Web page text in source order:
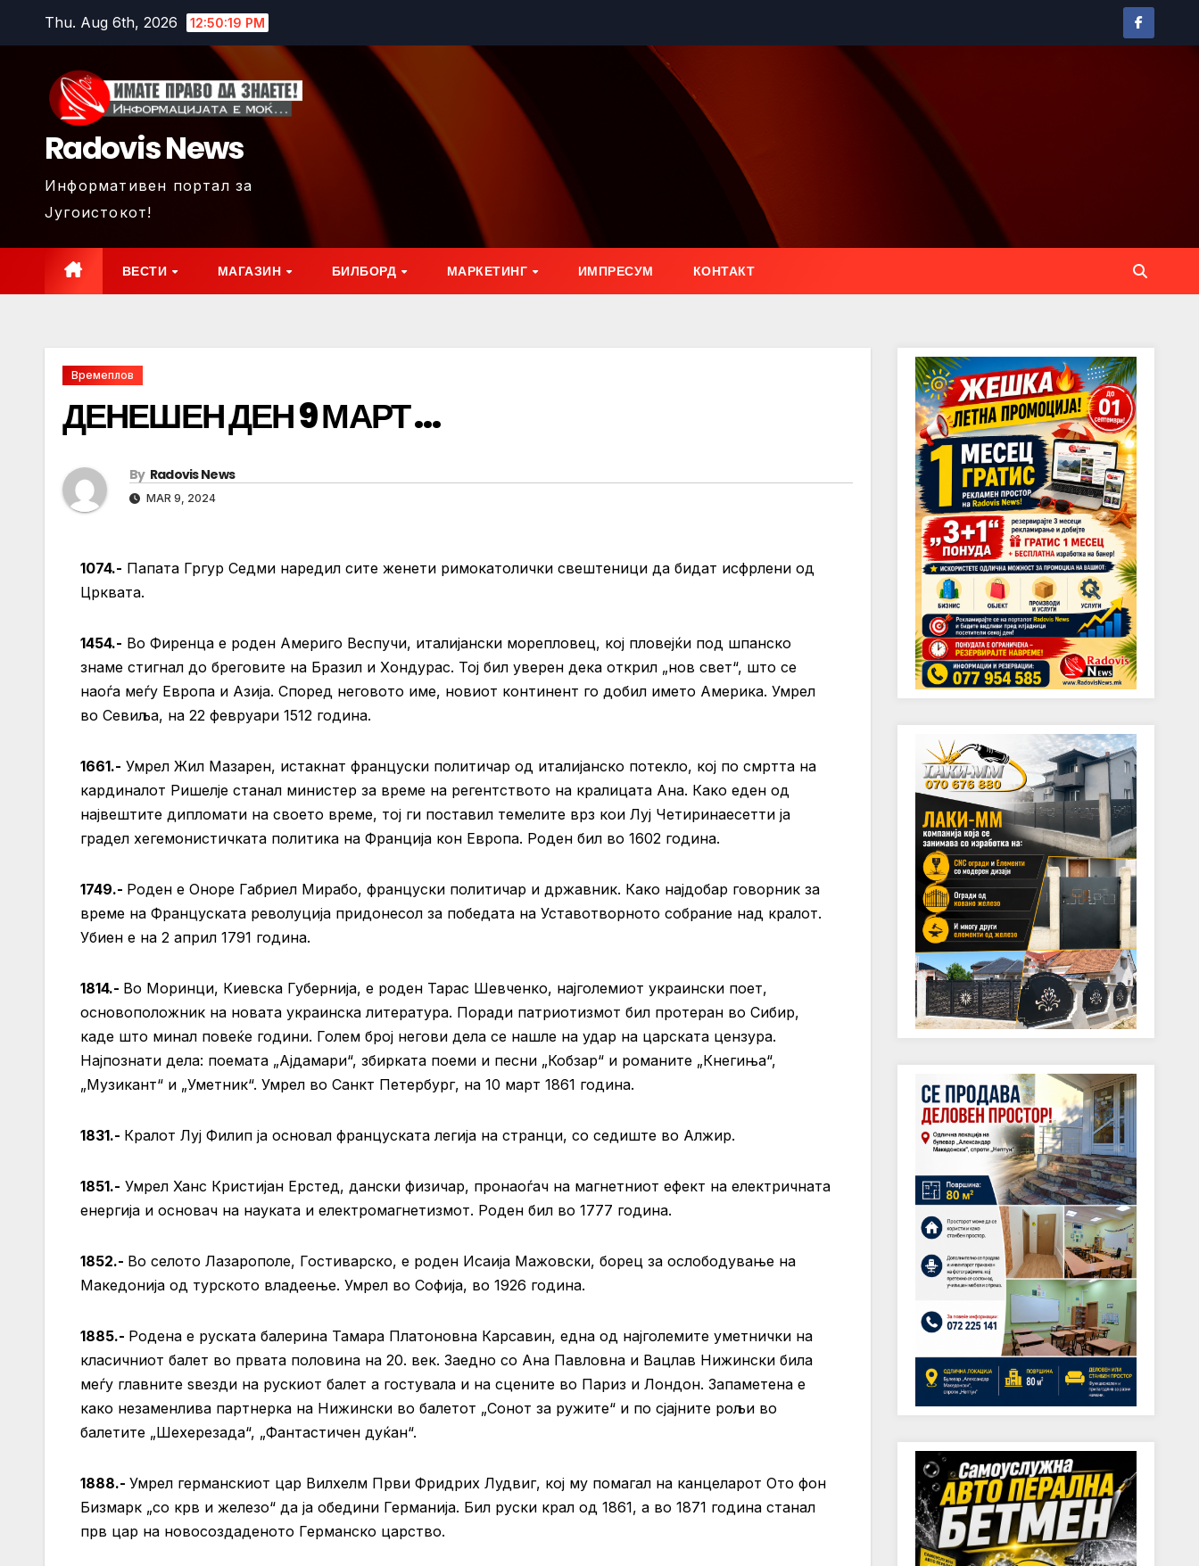
Thu. Aug 6th, 2026 12:50:20 PM
Radovis News
Информативен портал за
Југоистокот!
ВЕСТИ МАГАЗИН БИЛБОРД МАРКЕТИНГ ИМПРЕСУМ КОНТАКТ
Времеплов
ДЕНЕШЕН ДЕН 9 МАРТ …
By Radovis News
MAR 9, 2024
1074.- Папата Гргур Седми наредил сите женети римокатолички свештеници да бидат исфрлени од
Црквата.
1454.- Во Фиренца е роден Америго Веспучи, италијански морепловец, кој пловејќи под шпанско
знаме стигнал до бреговите на Бразил и Хондурас. Тој бил уверен дека открил „нов свет“, што се
наоѓа меѓу Европа и Азија. Според неговото име, новиот континент го добил името Америка. Умрел
во Севиља, на 22 февруари 1512 година.
1661.- Умрел Жил Мазарен, истакнат француски политичар од италијанско потекло, кој по смртта на
кардиналот Ришелје станал министер за време на регентството на кралицата Ана. Како еден од
највештите дипломати на своето време, тој ги поставил темелите врз кои Луј Четиринаесетти ја
градел хегемонистичката политика на Франција кон Европа. Роден бил во 1602 година.
1749.- Роден е Оноре Габриел Мирабо, француски политичар и државник. Како најдобар говорник за
време на Француската револуција придонесол за победата на Уставотворното собрание над кралот.
Убиен е на 2 април 1791 година.
1814.- Во Моринци, Киевска Губернија, е роден Тарас Шевченко, најголемиот украински поет,
основоположник на новата украинска литература. Поради патриотизмот бил протеран во Сибир,
каде што минал повеќе години. Голем број негови дела се нашле на удар на царската цензура.
Најпознати дела: поемата „Ајдамари“, збирката поеми и песни „Кобзар“ и романите „Кнегиња“,
„Музикант“ и „Уметник“. Умрел во Санкт Петербург, на 10 март 1861 година.
1831.- Кралот Луј Филип ја основал француската легија на странци, со седиште во Алжир.
1851.- Умрел Ханс Кристијан Ерстед, дански физичар, пронаоѓач на магнетниот ефект на електричната
енергија и основач на науката и електромагнетизмот. Роден бил во 1777 година.
1852.- Во селото Лазарополе, Гостиварско, е роден Исаија Мажовски, борец за ослободување на
Македонија од турското владеење. Умрел во Софија, во 1926 година.
1885.- Родена е руската балерина Тамара Платоновна Карсавин, една од најголемите уметнички на
класичниот балет во првата половина на 20. век. Заедно со Ана Павловна и Вацлав Нижински била
меѓу главните ѕвезди на рускиот балет а гостувала и на сцените во Париз и Лондон. Запаметена е
како незаменлива партнерка на Нижински во балетот „Сонот за ружите“ и по сјајните рољи во
балетите „Шехерезада“, „Фантастичен дуќан“.
1888.- Умрел германскиот цар Вилхелм Први Фридрих Лудвиг, кој му помагал на канцеларот Ото фон
Бизмарк „со крв и железо“ да ја обедини Германија. Бил руски крал од 1861, а во 1871 година станал
прв цар на новосоздаденото Германско царство.